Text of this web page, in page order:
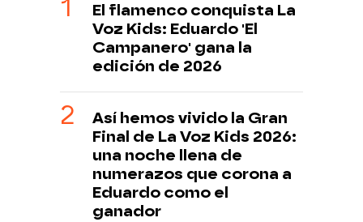
El flamenco conquista La
Voz Kids: Eduardo 'El
Campanero' gana la
edición de 2026
Así hemos vivido la Gran
Final de La Voz Kids 2026:
una noche llena de
numerazos que corona a
Eduardo como el
ganador